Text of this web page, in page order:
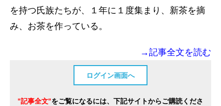
を持つ氏族たちが、１年に１度集まり、新茶を摘
み、お茶を作っている。
→記事全文を読む
ログイン画面へ
"記事全文"をご覧になるには、下記サイトからご購読くださ